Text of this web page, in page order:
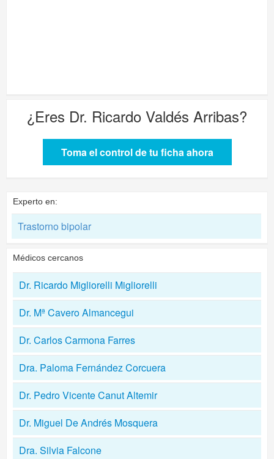
¿Eres Dr. Ricardo Valdés Arribas?
Toma el control de tu ficha ahora
Experto en:
Trastorno bipolar
Médicos cercanos
Dr. Ricardo Migliorelli Migliorelli
Dr. Mª Cavero Almancegui
Dr. Carlos Carmona Farres
Dra. Paloma Fernández Corcuera
Dr. Pedro Vicente Canut Altemir
Dr. Miguel De Andrés Mosquera
Dra. Silvia Falcone